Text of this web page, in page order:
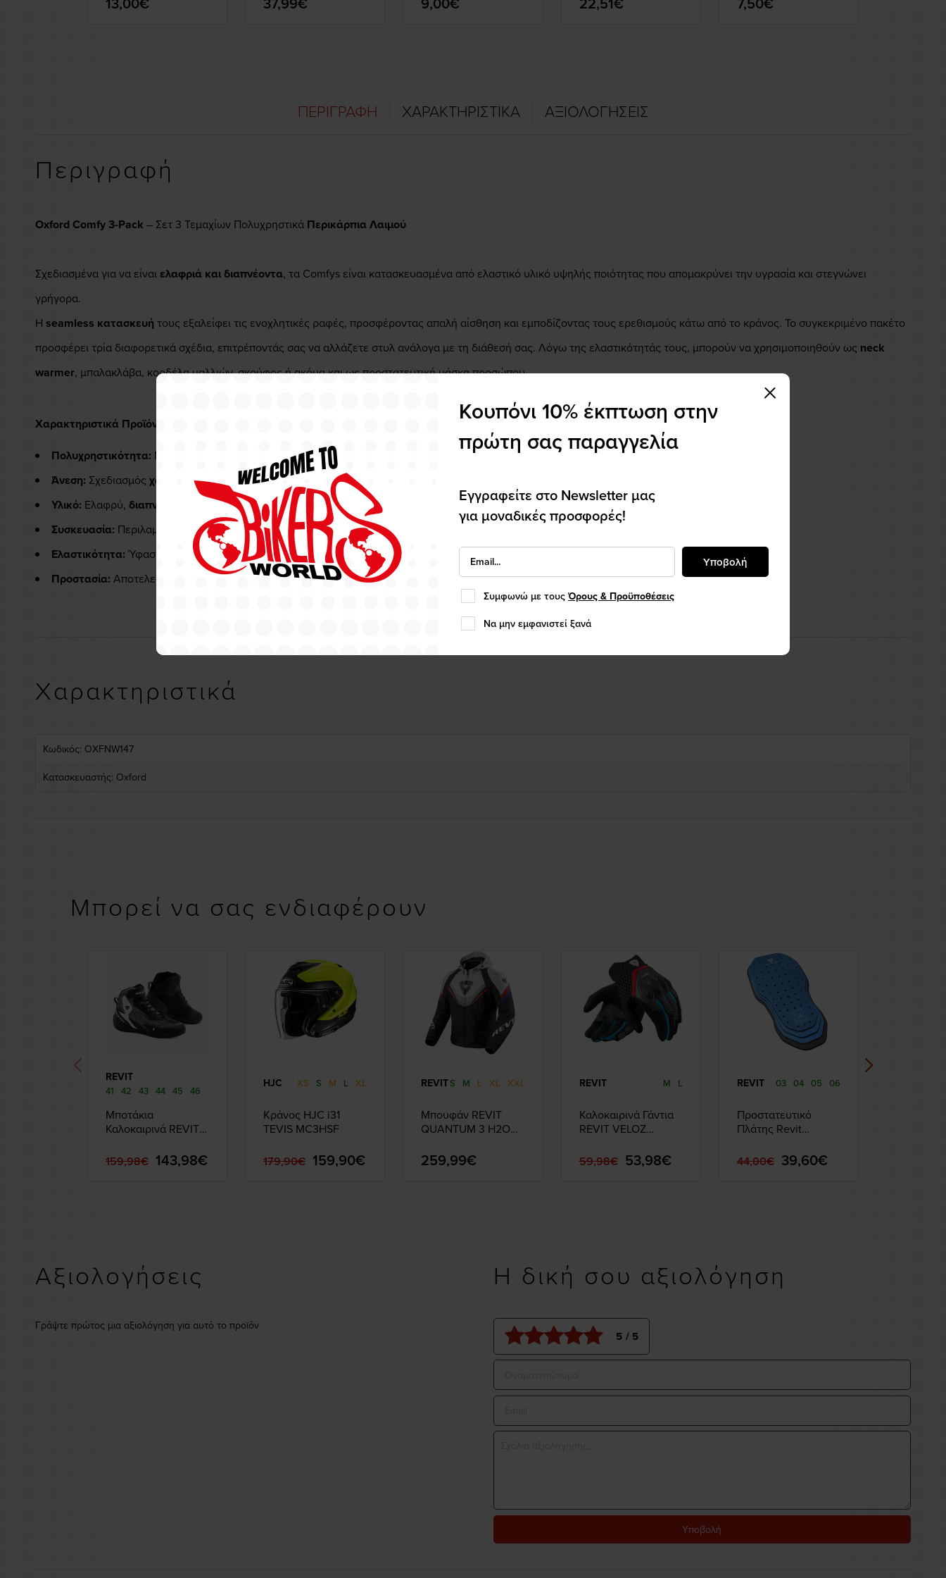
ΠΕΡΙΓΡΑΦΗ ΧΑΡΑΚΤΗΡΙΣΤΙΚΑ ΑΞΙΟΛΟΓΗΣΕΙΣ
Περιγραφή
Oxford Comfy 3-Pack – Σετ 3 Τεμαχίων Πολυχρηστικά Περικάρπια Λαιμού
Σχεδιασμένα για να είναιελαφριά και διαπνέοντα, τα Comfys είναι κατασκευασμένα από ελαστικό υλικό υψηλής ποιότητας που απομακρύνει την υγρασία και στεγνώνει
γρήγορα.
Η seamless κατασκευή τους εξαλείφει τις ενοχλητικές ραφές, προσφέροντας απαλή αίσθηση και εμποδίζοντας τους ερεθισμούς κάτω από το κράνος. Το συγκεκριμένο πακέτο
προσφέρει τρία διαφορετικά σχέδια, επιτρέποντάς σας να αλλάζετε στυλ ανάλογα με τη διάθεσή σας. Λόγω της ελαστικότητάς τους, μπορούν να χρησιμοποιηθούν ως neck
warmer, μπαλακλάβα, κορδέλα μαλλιών, σκούφος ή ακόμα και ως προστατευτική μάσκα προσώπου.
Χαρακτηριστικά Προϊόντος
Πολυχρηστικότητα: Μπορεί να φορεθεί ως μπαλακλάβα,περικάρπιο λαιμού , μάσκα, σκούφος ή μπαντάνα.
Άνεση: Σχεδιασμός χωρίς ραφές (Seamless)για αποφυγή σημείων πίεσης.
Υλικό: Ελαφρύ, διαπνέον ύφασμαπου προστατεύει από τον άνεμο.
Συσκευασία: Περιλαμβάνει 3 διαφορετικά τεμάχιασε ένα πακέτο.
Ελαστικότητα: Ύφασμα 4-way stretchγια τέλεια εφαρμογή σε κάθε κεφάλι (One Size).
Προστασία: Αποτελεσματικό ενάντια στοκρύο και τη σκόνη
Χαρακτηριστικά
Κωδικός: OXFNW147
Κατασκευαστής: Oxford
Μπορεί να σας ενδιαφέρουν
REVIT
41 42 43 44 45 46
Μποτάκια
Καλοκαιρινά REVIT
Black-Grey
159,98€ 143,98€
HJC XS S M L XL
Κράνος HJC i31
TEVIS MC3HSF
179,90€ 159,90€
REVITS M L XL XXL
Μπουφάν REVIT
QUANTUM 3 H2O
259,99€
REVIT M L
Καλοκαιρινά Γάντια
REVIT VELOZ
59,98€ 53,98€
REVIT 03 04 05 06
Προστατευτικό
Πλάτης Revit
44,00€ 39,60€
Αξιολογήσεις
Γράψτε πρώτος μια αξιολόγηση για αυτό το προϊόν
Η δική σου αξιολόγηση
Υποβολή
Κουπόνι 10% έκπτωση στην
πρώτη σας παραγγελία
Εγγραφείτε στο Newsletter μας
για μοναδικές προσφορές!
Υποβολή
Συμφωνώ με τους Όρους & Προϋποθέσεις
Να μην εμφανιστεί ξανά